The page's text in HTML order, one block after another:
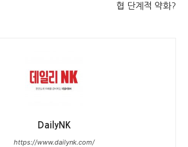
협 단계적 약화?
DailyNK
https://www.dailynk.com/